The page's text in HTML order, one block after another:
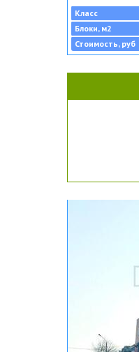
Класс
Блоки, м2
Стоимость, руб